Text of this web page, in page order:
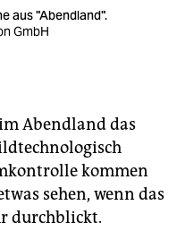
aus "Abendland".
GmbH
Abendland das
kommen
sehen, wenn das
durchblickt.